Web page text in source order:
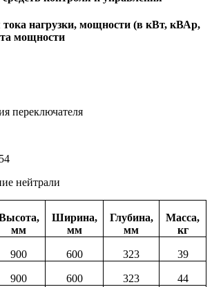
нагрузки, мощности (в кВт, кВАр,
мощности
переключателя
нейтрали
мм
Ширина,
мм
Глубина,
мм
Масса,
кг
900 600 323 39
900 600 323 44